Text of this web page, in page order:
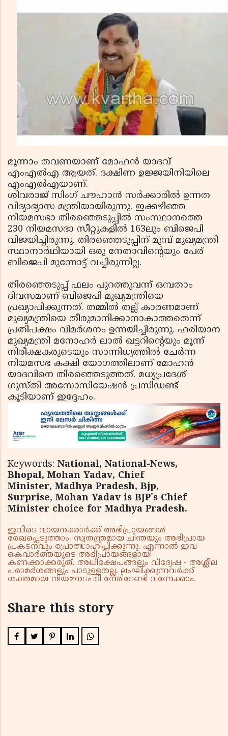
മൂന്നാം തവണയാണ് മോഹൻ യാദവ്
എംഎൽഎ ആയത്. ദക്ഷിണ ഉജ്ജയിനിയിലെ
എംഎൽഎയാണ്.
ശിവരാജ് സിംഗ് ചൗഹാൻ സർക്കാരിൽ ഉന്നത
വിദ്യാഭ്യാസ മന്ത്രിയായിരുന്നു. ഇക്കഴിഞ്ഞ
നിയമസഭാ തിരഞ്ഞെടുപ്പിൽ സംസ്ഥാനത്തെ
230 നിയമസഭാ സീറ്റുകളിൽ 163ലും ബിജെപി
വിജയിച്ചിരുന്നു. തിരഞ്ഞെടുപ്പിന് മുമ്പ് മുഖ്യമന്ത്രി
സ്ഥാനാർഥിയായി ഒരു നേതാവിന്റെയും പേര്
ബിജെപി മുന്നോട്ട് വച്ചിരുന്നില്ല.
തിരഞ്ഞെടുപ്പ് ഫലം പുറത്തുവന്ന് ഒമ്പതാം
ദിവസമാണ് ബിജെപി മുഖ്യമന്ത്രിയെ
പ്രഖ്യാപിക്കുന്നത്. തമ്മിൽ തല്ല് കാരണമാണ്
മുഖ്യമന്ത്രിയെ തീരുമാനിക്കാനാകാത്തതെന്ന്
പ്രതിപക്ഷം വിമർശനം ഉന്നയിച്ചിരുന്നു. ഹരിയാന
മുഖ്യമന്ത്രി മനോഹർ ലാൽ ഖട്ടറിന്റെയും മൂന്ന്
നിരീക്ഷകരുടെയും സാന്നിധ്യത്തിൽ ചേർന്ന
നിയമസഭ കക്ഷി യോഗത്തിലാണ് മോഹൻ
യാദവിനെ തിരഞ്ഞെടുത്തത്. മധ്യപ്രദേശ്
ഗുസ്തി അസോസിയേഷൻ പ്രസിഡണ്ട്
കൂടിയാണ് ഇദ്ദേഹം.
Keywords: National, National-News,
Bhopal, Mohan Yadav, Chief
Minister, Madhya Pradesh, Bjp,
Surprise, Mohan Yadav is BJP's Chief
Minister choice for Madhya Pradesh.
< !- START disable copy paste -->
ഇവിടെ വായനക്കാർക്ക് അഭിപ്രായങ്ങൾ
രേഖപ്പെടുത്താം. സ്വതന്ത്രമായ ചിന്തയും അഭിപ്രായ
പ്രകടനവും പ്രോത്സാഹിപ്പിക്കുന്നു. എന്നാൽ ഇവ
കെവാർത്തയുടെ അഭിപ്രായങ്ങളായി
കണക്കാക്കരുത്. അധിക്ഷേപങ്ങളും വിദ്വേഷ - അശ്ലീല
പരാമർശങ്ങളും പാടുള്ളതല്ല. ലംഘിക്കുന്നവർക്ക്
ശക്തമായ നിയമനടപടി നേരിടേണ്ടി വന്നേക്കാം.
Share this story